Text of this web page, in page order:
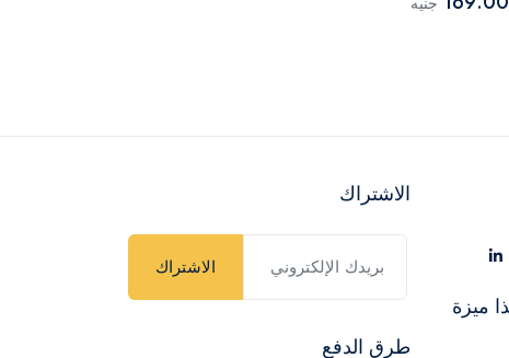
ميزة
الاشتراك
الاشتراك
طرق الدفع